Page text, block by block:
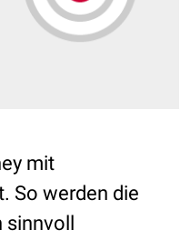
mit
So werden die
sinnvoll